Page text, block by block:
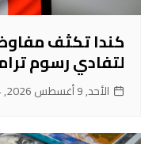
كندا تكثف
لتفادي رسوم ترامب
الأحد, 9 أغسطس 2026, 4:54